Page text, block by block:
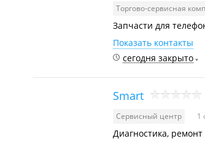
Торгово-сервисная
Запчасти для
Показать контакты
сегодня закрыто
Smart
Сервисный центр 1
Диагностика,